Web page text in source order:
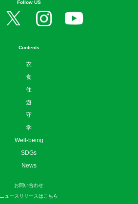
Follow US
Contents
衣
食
住
遊
守
学
Well-being
SDGs
News
お問い合わせ
ニュースリリースはこちら